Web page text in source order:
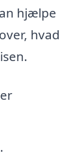
hjælpe
hvad